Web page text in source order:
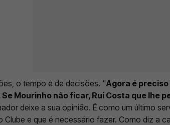
o tempo é de decisões. "Agora é
Mourinho não ficar, Rui Costa que lhe
deixe a sua opinião. É como um último
Clube e que é necessário fazer. Como diz a